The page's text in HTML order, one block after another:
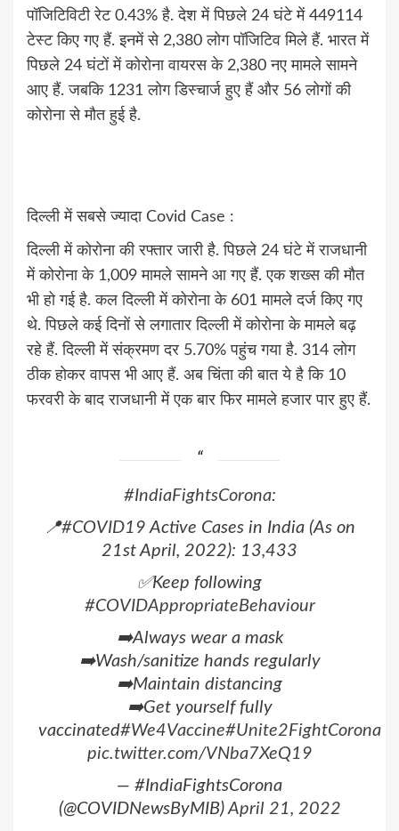
पॉजिटिविटी रेट 0.43% है. देश में पिछले 24 घंटे में 449114
टेस्ट किए गए हैं. इनमें से 2,380 लोग पॉजिटिव मिले हैं. भारत में
पिछले 24 घंटों में कोरोना वायरस के 2,380 नए मामले सामने
आए हैं. जबकि 1231 लोग डिस्चार्ज हुए हैं और 56 लोगों की
कोरोना से मौत हुई है.
दिल्ली में सबसे ज्यादा Covid Case :
दिल्ली में कोरोना की रफ्तार जारी है. पिछले 24 घंटे में राजधानी
में कोरोना के 1,009 मामले सामने आ गए हैं. एक शख्स की मौत
भी हो गई है. कल दिल्ली में कोरोना के 601 मामले दर्ज किए गए
थे. पिछले कई दिनों से लगातार दिल्ली में कोरोना के मामले बढ़
रहे हैं. दिल्ली में संक्रमण दर 5.70% पहुंच गया है. 314 लोग
ठीक होकर वापस भी आए हैं. अब चिंता की बात ये है कि 10
फरवरी के बाद राजधानी में एक बार फिर मामले हजार पार हुए हैं.
#IndiaFightsCorona:
📍#COVID19 Active Cases in India (As on
21st April, 2022): 13,433
✅Keep following
#COVIDAppropriateBehaviour
➡️Always wear a mask
➡️Wash/sanitize hands regularly
➡️Maintain distancing
➡️Get yourself fully
vaccinated#We4Vaccine#Unite2FightCorona
pic.twitter.com/VNba7XeQ19
— #IndiaFightsCorona
(@COVIDNewsByMIB) April 21, 2022